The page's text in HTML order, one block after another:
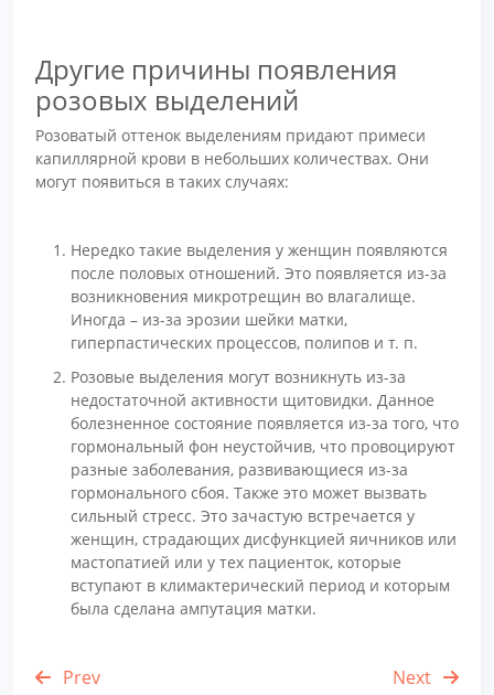
Другие причины появления
розовых выделений
Розоватый оттенок выделениям придают примеси
капиллярной крови в небольших количествах. Они
могут появиться в таких случаях:
Нередко такие выделения у женщин появляются
после половых отношений. Это появляется из-за
возникновения микротрещин во влагалище.
Иногда – из-за эрозии шейки матки,
гиперпастических процессов, полипов и т. п.
Розовые выделения могут возникнуть из-за
недостаточной активности щитовидки. Данное
болезненное состояние появляется из-за того, что
гормональный фон неустойчив, что провоцируют
разные заболевания, развивающиеся из-за
гормонального сбоя. Также это может вызвать
сильный стресс. Это зачастую встречается у
женщин, страдающих дисфункцией яичников или
мастопатией или у тех пациенток, которые
вступают в климактерический период и которым
была сделана ампутация матки.
Prev Next